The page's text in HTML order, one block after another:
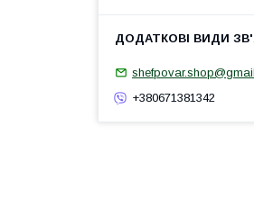
+380671381342